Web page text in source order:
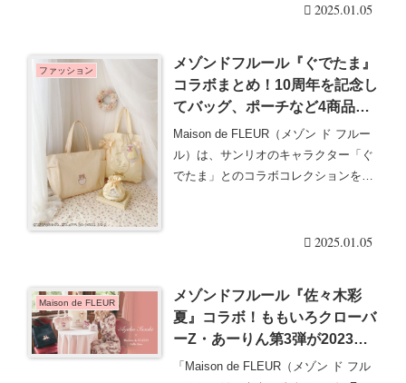
2025.01.05
ファッション
メゾンドフルール『ぐでたま』
コラボまとめ！10周年を記念し
てバッグ、ポーチなど4商品が
登場！販売期間、種類、口コ
ミ！
Maison de FLEUR（メゾン ド フルー
ル）は、サンリオのキャラクター「ぐ
でたま」とのコラボコレクションを
2025.01.05
Maison de FLEUR
メゾンドフルール『佐々木彩
夏』コラボ！ももいろクローバ
ーZ・あーりん第3弾が2023年
9/2～発売！ラインナップ・販
「Maison de FLEUR（メゾン ド フル